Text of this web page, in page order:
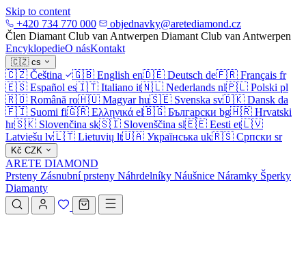
Skip to content
+420 734 770 000
objednavky@aretediamond.cz
Člen Diamant Club van Antwerpen Diamant Club van Antwerpen
EncyklopedieO násKontakt
🇨🇿 cs
🇨🇿 Čeština 🇬🇧 English en🇩🇪 Deutsch de🇫🇷 Français fr
🇪🇸 Español es🇮🇹 Italiano it🇳🇱 Nederlands nl🇵🇱 Polski pl
🇷🇴 Română ro🇭🇺 Magyar hu🇸🇪 Svenska sv🇩🇰 Dansk da
🇫🇮 Suomi fi🇬🇷 Ελληνικά el🇧🇬 Български bg🇭🇷 Hrvatski
hr🇸🇰 Slovenčina sk🇸🇮 Slovenščina sl🇪🇪 Eesti et🇱🇻
Latviešu lv🇱🇹 Lietuvių lt🇺🇦 Українська uk🇷🇸 Српски sr
Kč CZK
ARETE DIAMOND
Prsteny Zásnubní prsteny Náhrdelníky Náušnice Náramky Šperky
Diamanty